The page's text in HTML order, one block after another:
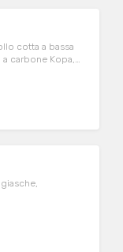
cotta a bassa
carbone Kopa,